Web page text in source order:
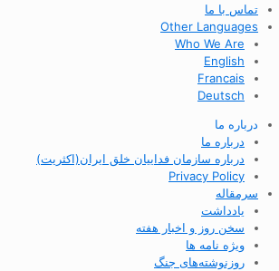
تماس با ما
Other Languages
Who We Are
English
Francais
Deutsch
درباره ما
درباره ما
درباره سازمان فداییان خلق ایران(اکثریت)
Privacy Policy
سرمقاله
یادداشت
سخن روز و اخبار هفته
ویژه نامه ها
روزنوشته‌های جنگ